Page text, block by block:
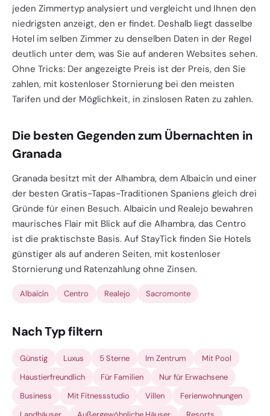
jeden Zimmertyp analysiert und vergleicht und Ihnen den
niedrigsten anzeigt, den er findet. Deshalb liegt dasselbe
Hotel im selben Zimmer zu denselben Daten in der Regel
deutlich unter dem, was Sie auf anderen Websites sehen.
Ohne Tricks: Der angezeigte Preis ist der Preis, den Sie
zahlen, mit kostenloser Stornierung bei den meisten
Tarifen und der Möglichkeit, in zinslosen Raten zu zahlen.
Die besten Gegenden zum Übernachten in
Granada
Granada besitzt mit der Alhambra, dem Albaicín und einer
der besten Gratis-Tapas-Traditionen Spaniens gleich drei
Gründe für einen Besuch. Albaicín und Realejo bewahren
maurisches Flair mit Blick auf die Alhambra, das Centro
ist die praktischste Basis. Auf StayTick finden Sie Hotels
günstiger als auf anderen Seiten, mit kostenloser
Stornierung und Ratenzahlung ohne Zinsen.
Albaicín Centro Realejo Sacromonte
Nach Typ filtern
Günstig Luxus 5 Sterne Im Zentrum
Mit Pool
Haustierfreundlich
Für Familien
Nur für Erwachsene
Business
Mit Fitnessstudio Villen
Ferienwohnungen